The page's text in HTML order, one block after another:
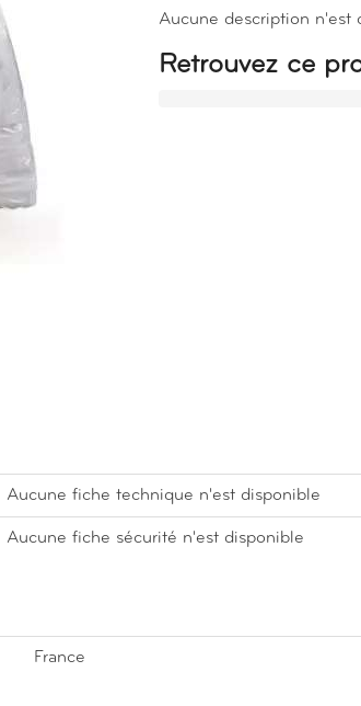
Aucune description n'est
Retrouvez ce
Aucune fiche technique n'est disponible
Aucune fiche sécurité n'est disponible
France